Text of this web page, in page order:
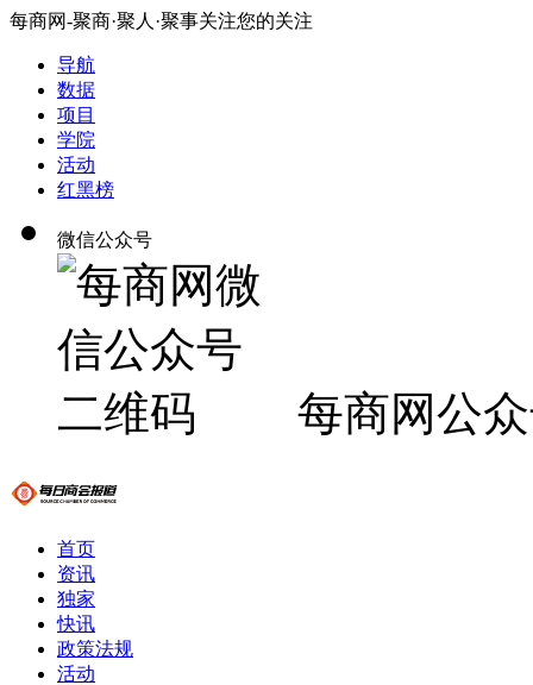
每商网-聚商·聚人·聚事关注您的关注
导航
数据
项目
学院
活动
红黑榜
微信公众号
每商网公
首页
资讯
独家
快讯
政策法规
活动